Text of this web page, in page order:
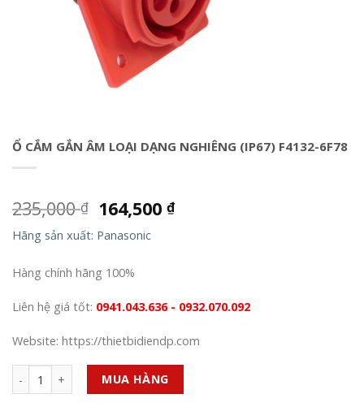
Ổ CẮM GẮN ÂM LOẠI DẠNG NGHIÊNG (IP67) F4132-6F78
235,000₫ 164,500₫
Hãng sản xuất: Panasonic
Hàng chính hãng 100%
Liên hệ giá tốt: 0941.043.636 - 0932.070.092
Website: https://thietbidiendp.com
Số lượng MUA HÀNG